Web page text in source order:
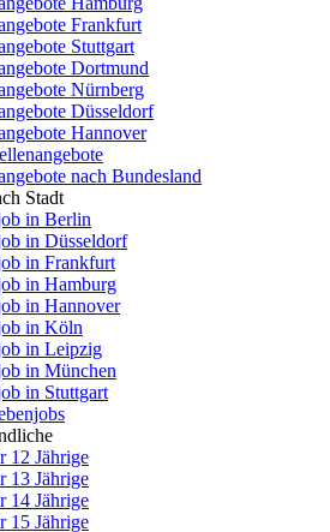
Frankfurt
Stuttgart
Dortmund
Nürnberg
Düsseldorf
Hannover
nach Bundesland
Stadt
in Berlin
in Düsseldorf
in Frankfurt
in Hamburg
in Hannover
in Köln
in Leipzig
in München
in Stuttgart
12 Jährige
13 Jährige
14 Jährige
15 Jährige